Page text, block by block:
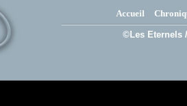
Accueil
©Les Eternels